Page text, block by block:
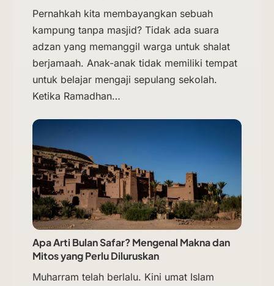
Pernahkah kita membayangkan sebuah
kampung tanpa masjid? Tidak ada suara
adzan yang memanggil warga untuk shalat
berjamaah. Anak-anak tidak memiliki tempat
untuk belajar mengaji sepulang sekolah.
Ketika Ramadhan…
Apa Arti Bulan Safar? Mengenal Makna dan
Mitos yang Perlu Diluruskan
Muharram telah berlalu. Kini umat Islam